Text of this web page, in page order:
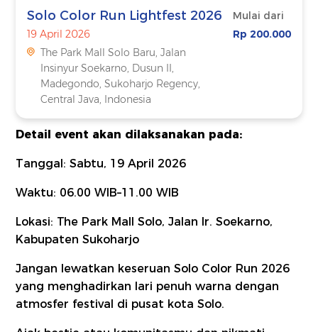
Solo Color Run Lightfest 2026
19 April 2026
The Park Mall Solo Baru, Jalan
Insinyur Soekarno, Dusun II,
Madegondo, Sukoharjo Regency,
Central Java, Indonesia
Mulai dari
Rp 200.000
Detail event akan dilaksanakan pada:
Tanggal: Sabtu, 19 April 2026
Waktu: 06.00 WIB–11.00 WIB
Lokasi: The Park Mall Solo, Jalan Ir. Soekarno,
Kabupaten Sukoharjo
Jangan lewatkan keseruan Solo Color Run 2026
yang menghadirkan lari penuh warna dengan
atmosfer festival di pusat kota Solo.